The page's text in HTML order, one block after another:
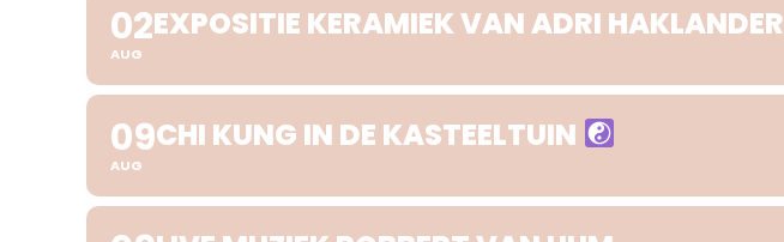
02
AUG
EXPOSITIE KERAMIEK VAN ADRI HAKLANDER
09
AUG
CHI KUNG IN DE KASTEELTUIN